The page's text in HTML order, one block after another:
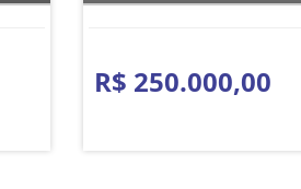
R$ 250.000,00